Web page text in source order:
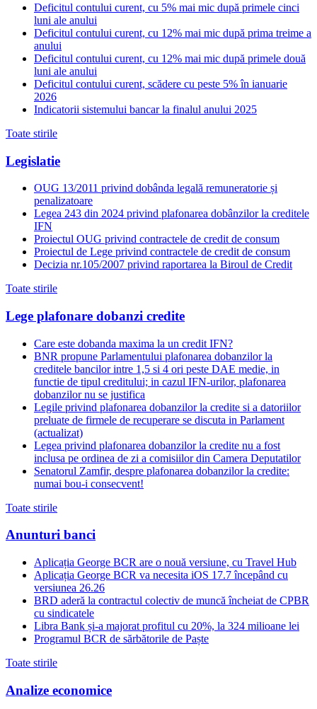
Deficitul contului curent, cu 5% mai mic după primele cinci
luni ale anului
Deficitul contului curent, cu 12% mai mic după prima treime a
anului
Deficitul contului curent, cu 12% mai mic după primele două
luni ale anului
Deficitul contului curent, scădere cu peste 5% în ianuarie
2026
Indicatorii sistemului bancar la finalul anului 2025
Toate stirile
Legislatie
OUG 13/2011 privind dobânda legală remuneratorie și
penalizatoare
Legea 243 din 2024 privind plafonarea dobânzilor la creditele
IFN
Proiectul OUG privind contractele de credit de consum
Proiectul de Lege privind contractele de credit de consum
Decizia nr.105/2007 privind raportarea la Biroul de Credit
Toate stirile
Lege plafonare dobanzi credite
Care este dobanda maxima la un credit IFN?
BNR propune Parlamentului plafonarea dobanzilor la
creditele bancilor intre 1,5 si 4 ori peste DAE medie, in
functie de tipul creditului; in cazul IFN-urilor, plafonarea
dobanzilor nu se justifica
Legile privind plafonarea dobanzilor la credite si a datoriilor
preluate de firmele de recuperare se discuta in Parlament
(actualizat)
Legea privind plafonarea dobanzilor la credite nu a fost
inclusa pe ordinea de zi a comisiilor din Camera Deputatilor
Senatorul Zamfir, despre plafonarea dobanzilor la credite:
numai bou-i consecvent!
Toate stirile
Anunturi banci
Aplicația George BCR are o nouă versiune, cu Travel Hub
Aplicația George BCR va necesita iOS 17.7 începând cu
versiunea 26.26
BRD aderă la contractul colectiv de muncă încheiat de CPBR
cu sindicatele
Libra Bank și-a majorat profitul cu 20%, la 324 milioane lei
Programul BCR de sărbătorile de Paște
Toate stirile
Analize economice